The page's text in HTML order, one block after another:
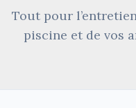
Tout pour
piscine et de vos